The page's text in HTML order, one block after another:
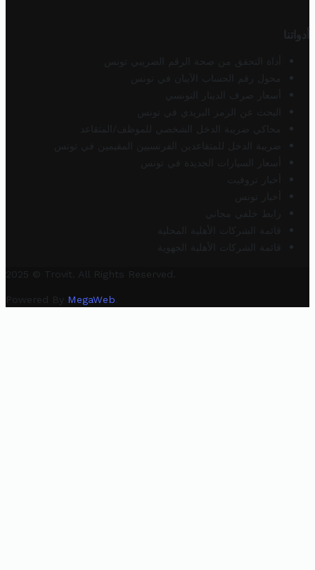
أدواتنا
أداة التحقق من صحة الرقم الضريبي تونس
محول رقم الحساب الآيبان في تونس
أسعار صرف الدينار التونسي
البحث عن الرمز البريدي في تونس
محاكي ضريبة الدخل الشخصي للموظف/المتقاعد
ضريبة الدخل للمتقاعدين الفرنسيين المقيمين في تونس
أسعار السيارات الجديدة في تونس
أخبار تروفيت
أخبار تونس
رابط خلفي مجاني
قائمة الشركات الأهلية المحلية
قائمة الشركات الأهلية الجهوية
2025 © Trovit. All Rights Reserved.
Powered By MegaWeb